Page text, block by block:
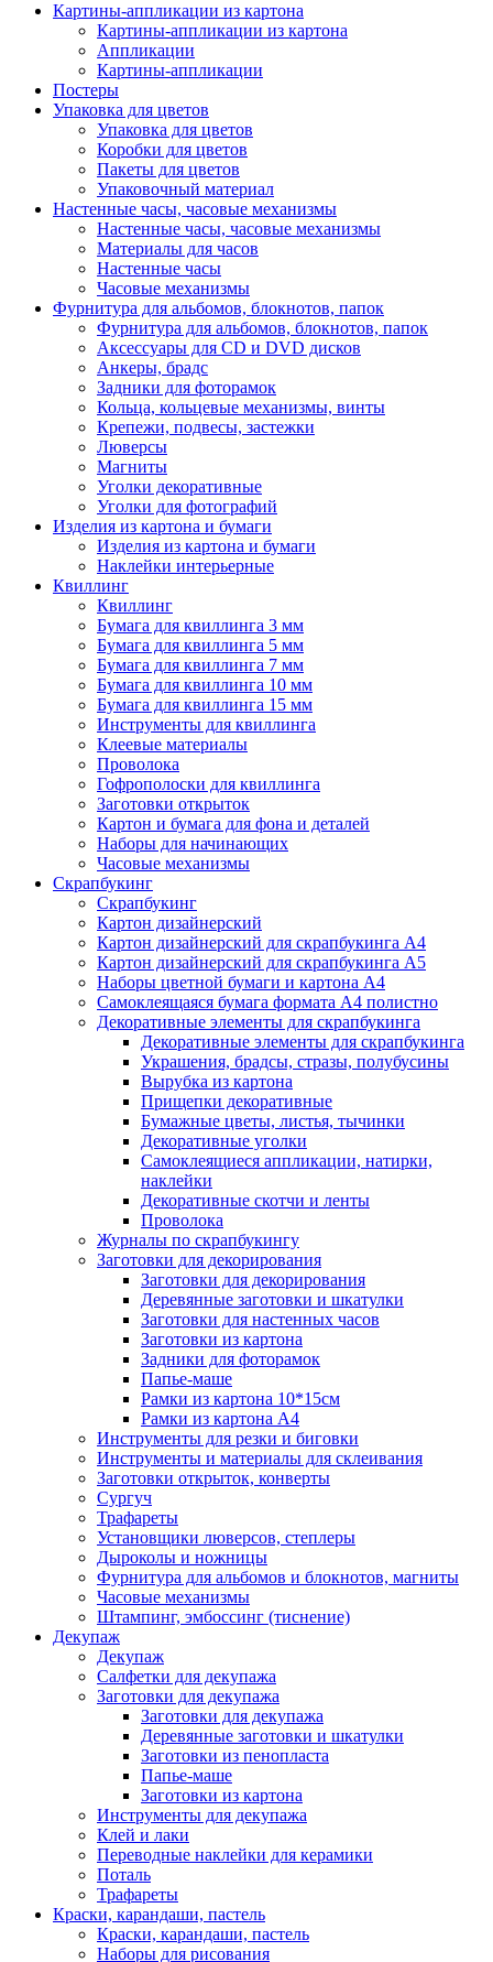
Картины-аппликации из картона
Картины-аппликации из картона
Аппликации
Картины-аппликации
Постеры
Упаковка для цветов
Упаковка для цветов
Коробки для цветов
Пакеты для цветов
Упаковочный материал
Настенные часы, часовые механизмы
Настенные часы, часовые механизмы
Материалы для часов
Настенные часы
Часовые механизмы
Фурнитура для альбомов, блокнотов, папок
Фурнитура для альбомов, блокнотов, папок
Аксессуары для CD и DVD дисков
Анкеры, брадс
Задники для фоторамок
Кольца, кольцевые механизмы, винты
Крепежи, подвесы, застежки
Люверсы
Магниты
Уголки декоративные
Уголки для фотографий
Изделия из картона и бумаги
Изделия из картона и бумаги
Наклейки интерьерные
Квиллинг
Квиллинг
Бумага для квиллинга 3 мм
Бумага для квиллинга 5 мм
Бумага для квиллинга 7 мм
Бумага для квиллинга 10 мм
Бумага для квиллинга 15 мм
Инструменты для квиллинга
Клеевые материалы
Проволока
Гофрополоски для квиллинга
Заготовки открыток
Картон и бумага для фона и деталей
Наборы для начинающих
Часовые механизмы
Скрапбукинг
Скрапбукинг
Картон дизайнерский
Картон дизайнерский для скрапбукинга А4
Картон дизайнерский для скрапбукинга А5
Наборы цветной бумаги и картона А4
Самоклеящаяся бумага формата А4 полистно
Декоративные элементы для скрапбукинга
Декоративные элементы для скрапбукинга
Украшения, брадсы, стразы, полубусины
Вырубка из картона
Прищепки декоративные
Бумажные цветы, листья, тычинки
Декоративные уголки
Самоклеящиеся аппликации, натирки,
наклейки
Декоративные скотчи и ленты
Проволока
Журналы по скрапбукингу
Заготовки для декорирования
Заготовки для декорирования
Деревянные заготовки и шкатулки
Заготовки для настенных часов
Заготовки из картона
Задники для фоторамок
Папье-маше
Рамки из картона 10*15см
Рамки из картона А4
Инструменты для резки и биговки
Инструменты и материалы для склеивания
Заготовки открыток, конверты
Сургуч
Трафареты
Установщики люверсов, степлеры
Дыроколы и ножницы
Фурнитура для альбомов и блокнотов, магниты
Часовые механизмы
Штампинг, эмбоссинг (тиснение)
Декупаж
Декупаж
Салфетки для декупажа
Заготовки для декупажа
Заготовки для декупажа
Деревянные заготовки и шкатулки
Заготовки из пенопласта
Папье-маше
Заготовки из картона
Инструменты для декупажа
Клей и лаки
Переводные наклейки для керамики
Поталь
Трафареты
Краски, карандаши, пастель
Краски, карандаши, пастель
Наборы для рисования